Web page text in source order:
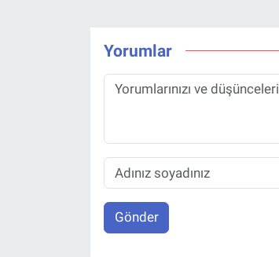
Yorumlar
Gönder